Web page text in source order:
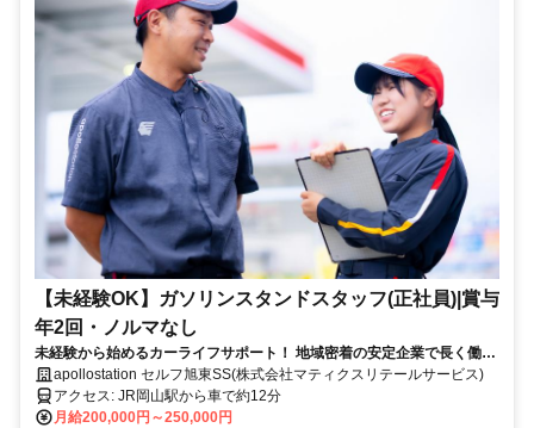
【未経験OK】ガソリンスタンドスタッフ(正社員)|賞与
年2回・ノルマなし
未経験から始めるカーライフサポート！ 地域密着の安定企業で長く働け
る仕事。年間休日110日＆残業少なめ！
apollostation セルフ旭東SS(株式会社マティクスリテールサービス)
アクセス: JR岡山駅から車で約12分
月給200,000円～250,000円